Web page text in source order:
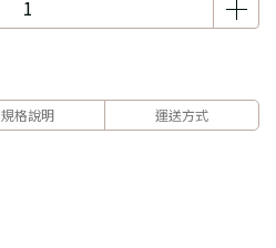
規格說明 運送方式